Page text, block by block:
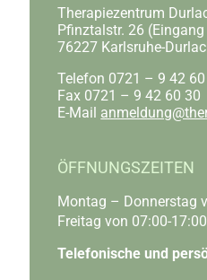
Therapiezentrum
Pfinztalstr. 26
76227 Karlsruhe-
Telefon 0721 – 9 42
Fax 0721 – 9 42 60 30
E-Mail
ÖFFNUNGSZEITEN
Montag – Donnerstag
Freitag von 07:00-
Telefonische und